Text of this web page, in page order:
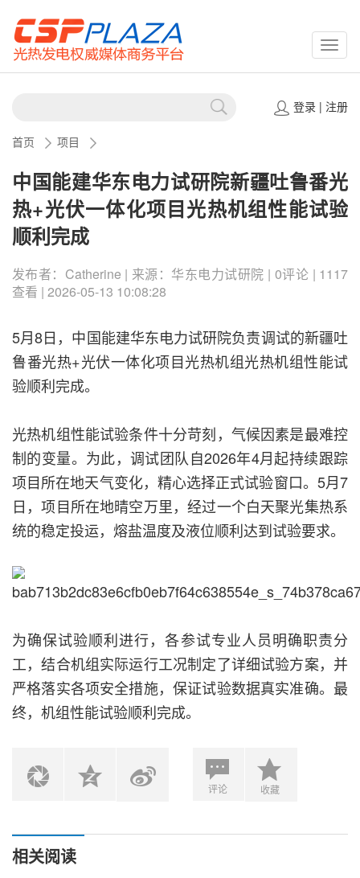
登录| 注册
首页 项目
中国能建华东电力试研院新疆吐鲁番光
热+光伏一体化项目光热机组性能试验
顺利完成
发布者：Catherine | 来源：华东电力试研院 | 0评论 | 1117
查看 | 2026-05-13 10:08:28
5月8日，中国能建华东电力试研院负责调试的新疆吐
鲁番光热+光伏一体化项目光热机组光热机组性能试
验顺利完成。
光热机组性能试验条件十分苛刻，气候因素是最难控
制的变量。为此，调试团队自2026年4月起持续跟踪
项目所在地天气变化，精心选择正式试验窗口。5月7
日，项目所在地晴空万里，经过一个白天聚光集热系
统的稳定投运，熔盐温度及液位顺利达到试验要求。
为确保试验顺利进行，各参试专业人员明确职责分
工，结合机组实际运行工况制定了详细试验方案，并
严格落实各项安全措施，保证试验数据真实准确。最
终，机组性能试验顺利完成。
评论 收藏
相关阅读